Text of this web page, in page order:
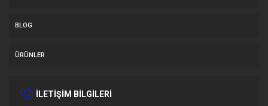
BLOG
ÜRÜNLER
İLETİŞİM BİLGİLERİ